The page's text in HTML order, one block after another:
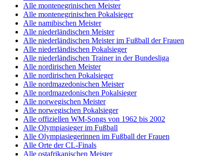
Alle montenegrinischen Meister
Alle montenegrinischen Pokalsieger
Alle namibischen Meister
Alle niederländischen Meister
Alle niederländischen Meister im Fußball der Frauen
Alle niederländischen Pokalsieger
Alle niederländischen Trainer in der Bundesliga
Alle nordirischen Meister
Alle nordirischen Pokalsieger
Alle nordmazedonischen Meister
Alle nordmazedonischen Pokalsieger
Alle norwegischen Meister
Alle norwegischen Pokalsieger
Alle offiziellen WM-Songs von 1962 bis 2002
Alle Olympiasieger im Fußball
Alle Olympiasiegerinnen im Fußball der Frauen
Alle Orte der CL-Finals
Alle ostafrikanischen Meister